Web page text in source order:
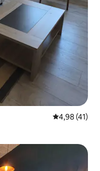
Évaluation
4,98 (41)